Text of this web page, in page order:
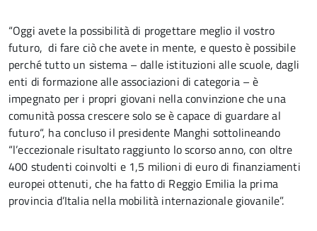
“Oggi avete la possibilità di progettare meglio il vostro
futuro, di fare ciò che avete in mente, e questo è possibile
perché tutto un sistema – dalle istituzioni alle scuole, dagli
enti di formazione alle associazioni di categoria – è
impegnato per i propri giovani nella convinzione che una
comunità possa crescere solo se è capace di guardare al
futuro“, ha concluso il presidente Manghi sottolineando
“l’eccezionale risultato raggiunto lo scorso anno, con oltre
400 studenti coinvolti e 1,5 milioni di euro di finanziamenti
europei ottenuti, che ha fatto di Reggio Emilia la prima
provincia d’Italia nella mobilità internazionale giovanile”.